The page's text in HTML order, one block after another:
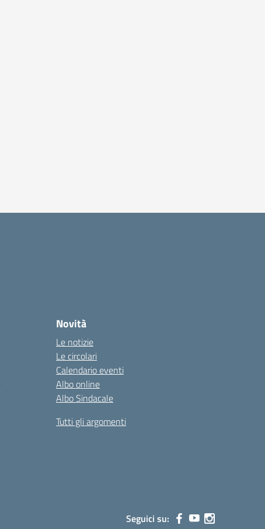
Novità
Le notizie
Le circolari
Calendario eventi
Albo online
Albo Sindacale
Tutti gli argomenti
Seguici su: